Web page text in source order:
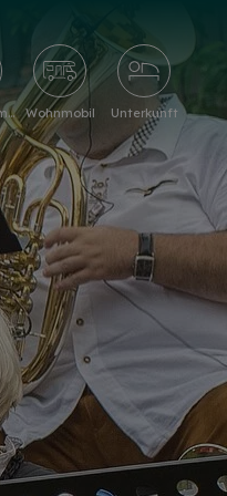
Gastronomie Wohnmobil Unterkunft